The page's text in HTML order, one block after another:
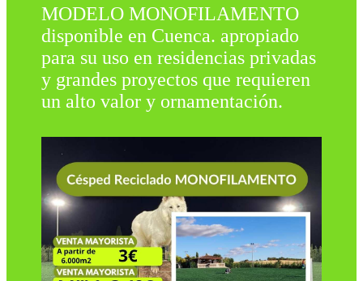
MODELO MONOFILAMENTO
disponible en Cuenca. apropiado
para su uso en residencias privadas
y grandes proyectos que requieren
un alto valor y ornamentación.